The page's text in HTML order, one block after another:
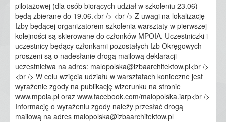
pilotażowej (dla osób biorących udział w szkoleniu 23.06)
będą zbierane do 19.06.<br /> <br /> Z uwagi na lokalizację
Izby będącej organizatorem szkolenia warsztaty w pierwszej
kolejności są skierowane do członków MPOIA. Uczestniczki i
uczestnicy będący członkami pozostałych Izb Okręgowych
proszeni są o nadesłanie drogą mailową deklaracji
uczestnictwa na adres: malopolska@izbaarchitektow.pl<br />
<br /> W celu wzięcia udziału w warsztatach konieczne jest
wyrażenie zgody na publikację wizerunku na stronie
www.mpoia.pl oraz www.facebook.com/malopolska.iarp<br />
Informację o wyrażeniu zgody należy przesłać drogą
mailową na adres malopolska@izbaarchitektow.pl